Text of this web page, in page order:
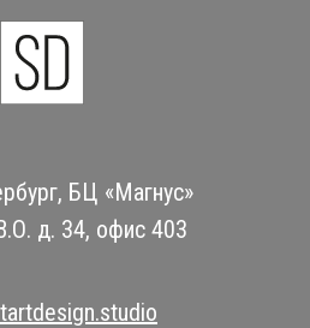
БЦ «Магнус»
д. 34, офис 403